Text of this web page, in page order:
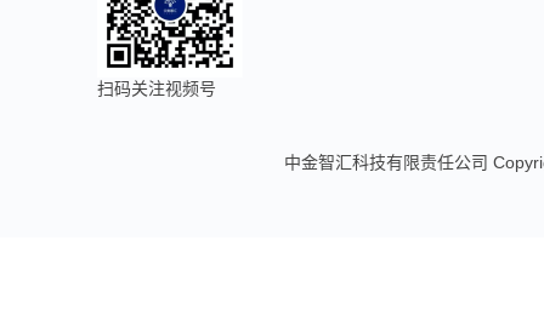
扫码关注视频号
中金智汇科技有限责任公司